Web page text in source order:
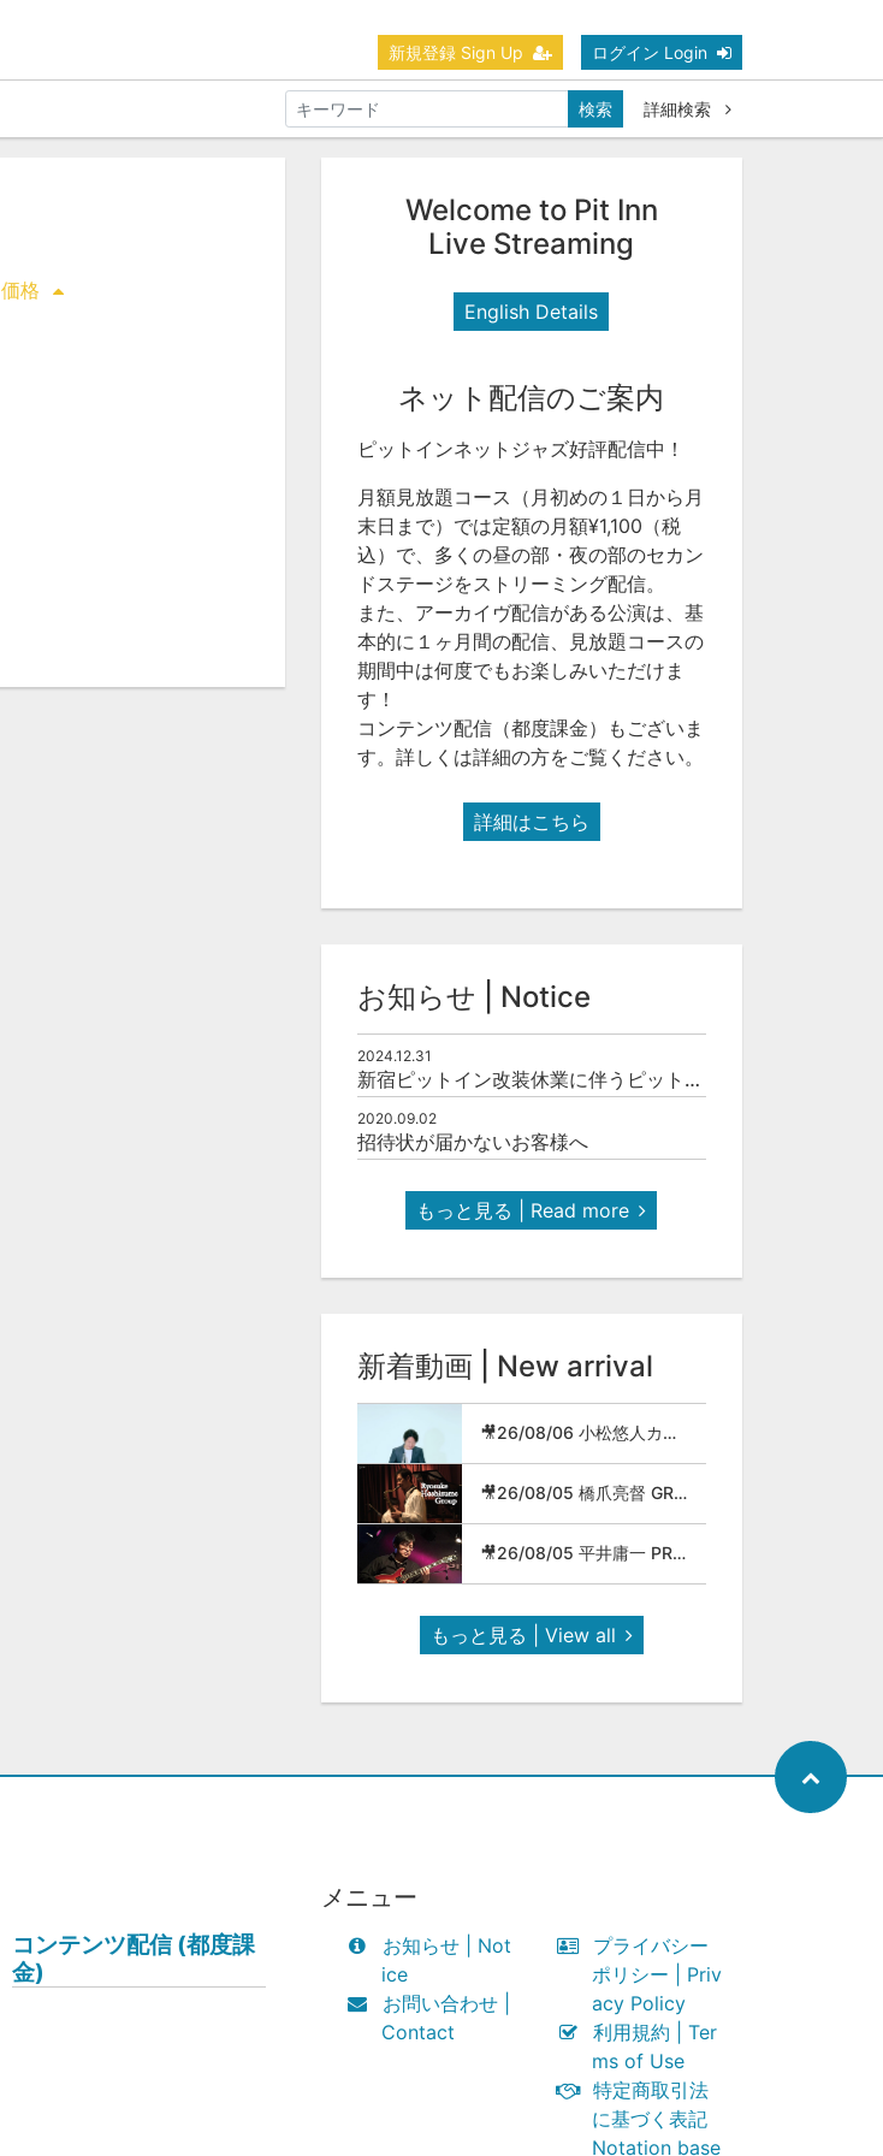
新規登録 Sign Up ログイン Login
検索
詳細検索
価格
Welcome to Pit Inn
Live Streaming
English Details
ネット配信のご案内
ピットインネットジャズ好評配信中！
月額見放題コース（月初めの１日から月
末日まで）では定額の月額¥1,100（税
込）で、多くの昼の部・夜の部のセカン
ドステージをストリーミング配信。
また、アーカイヴ配信がある公演は、基
本的に１ヶ月間の配信、見放題コースの
期間中は何度でもお楽しみいただけま
す！
コンテンツ配信（都度課金）もございま
す。詳しくは詳細の方をご覧ください。
詳細はこちら
お知らせ | Notice
2024.12.31
新宿ピットイン改装休業に伴うピットインネットジャズのご案内
2020.09.02
招待状が届かないお客様へ
もっと見る | Read more
新着動画 | New arrival
🎥26/08/06 小松悠人カルテット
🎥26/08/05 橋爪亮督 GROUP
🎥26/08/05 平井庸一 PROG JAZZ METAL BAND
もっと見る | View all
コンテンツ配信 (都度課
金)
メニュー
お知らせ | Not
ice
お問い合わせ |
Contact
プライバシー
ポリシー | Priv
acy Policy
利用規約 | Ter
ms of Use
特定商取引法
に基づく表記
Notation base